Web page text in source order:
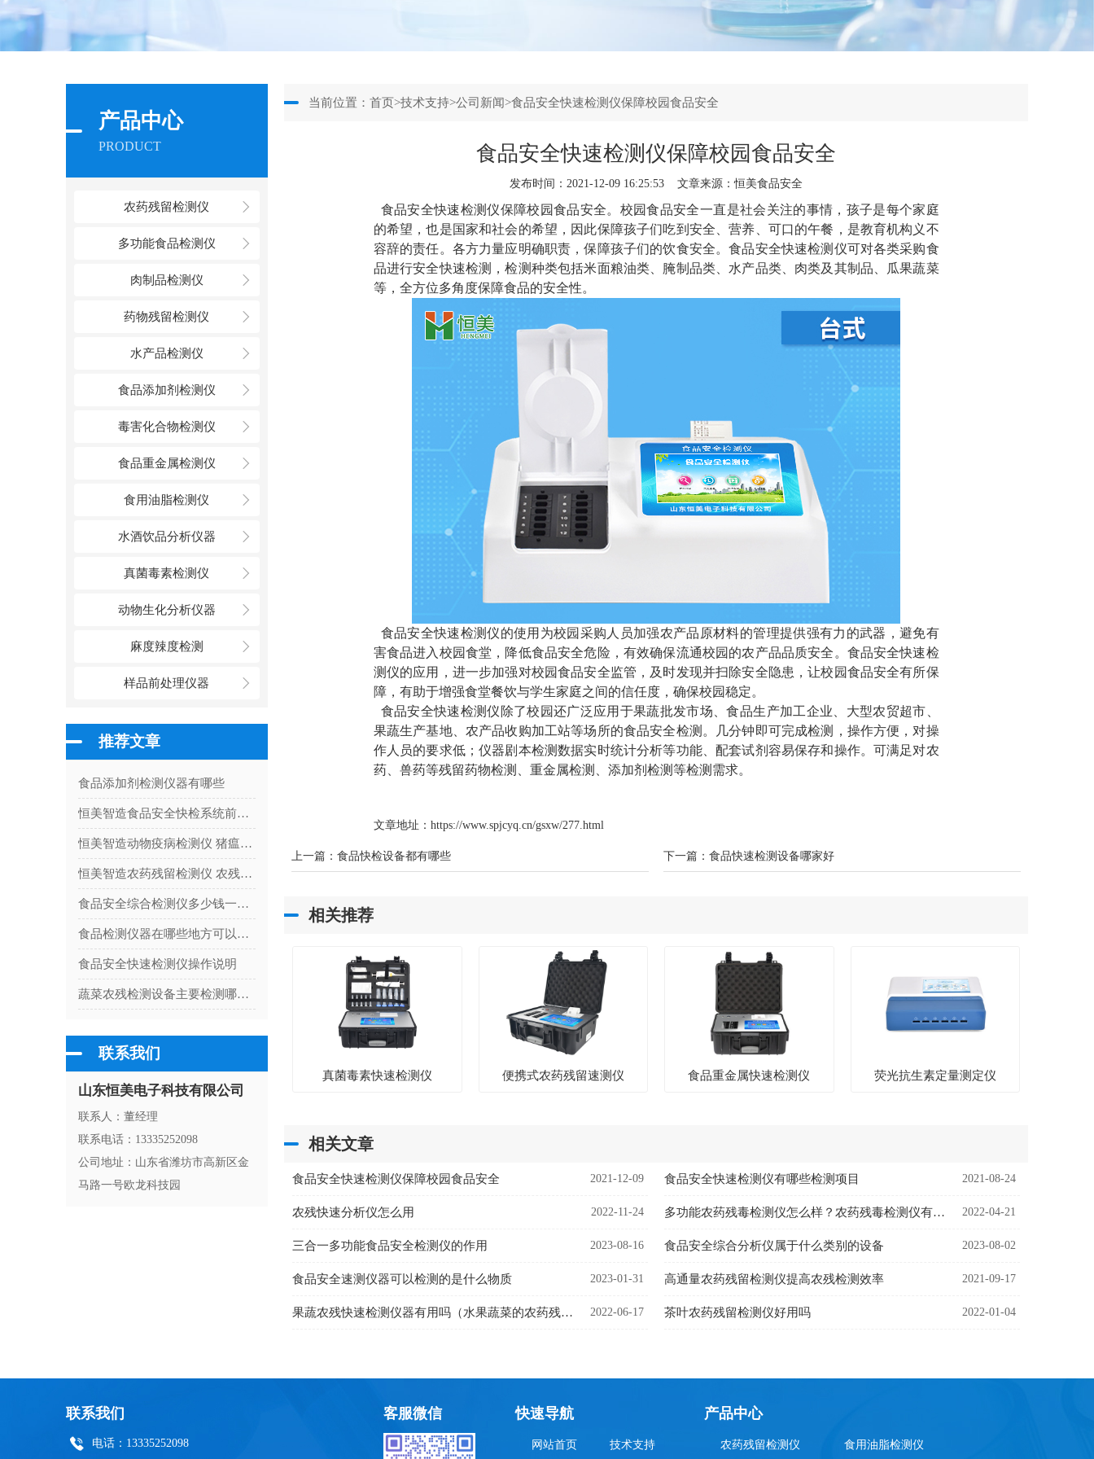
产品中心
PRODUCT
农药残留检测仪
多功能食品检测仪
肉制品检测仪
药物残留检测仪
水产品检测仪
食品添加剂检测仪
毒害化合物检测仪
食品重金属检测仪
食用油脂检测仪
水酒饮品分析仪器
真菌毒素检测仪
动物生化分析仪器
麻度辣度检测
样品前处理仪器
推荐文章
食品添加剂检测仪器有哪些
恒美智造食品安全快检系统前处理一体机行业解决方案：汇总盘点
恒美智造动物疫病检测仪 猪瘟检测仪校准流程指南：保障检测数据的法定合规性
恒美智造农药残留检测仪 农残试剂行业解决方案：从食品安全到环境监测的部署
食品安全综合检测仪多少钱一台（食品安全综合检测仪器价格）
食品检测仪器在哪些地方可以检测食品安全
食品安全快速检测仪操作说明
蔬菜农残检测设备主要检测哪些项目
联系我们
山东恒美电子科技有限公司
联系人：董经理
联系电话：13335252098
公司地址：山东省潍坊市高新区金
马路一号欧龙科技园
当前位置：首页>技术支持>公司新闻>食品安全快速检测仪保障校园食品安全
食品安全快速检测仪保障校园食品安全
发布时间：2021-12-09 16:25:53 文章来源：恒美食品安全
食品安全快速检测仪保障校园食品安全。校园食品安全一直是社会关注的事情，孩子是每个家庭
的希望，也是国家和社会的希望，因此保障孩子们吃到安全、营养、可口的午餐，是教育机构义不
容辞的责任。各方力量应明确职责，保障孩子们的饮食安全。食品安全快速检测仪可对各类采购食
品进行安全快速检测，检测种类包括米面粮油类、腌制品类、水产品类、肉类及其制品、瓜果蔬菜
等，全方位多角度保障食品的安全性。
食品安全快速检测仪的使用为校园采购人员加强农产品原材料的管理提供强有力的武器，避免有
害食品进入校园食堂，降低食品安全危险，有效确保流通校园的农产品品质安全。食品安全快速检
测仪的应用，进一步加强对校园食品安全监管，及时发现并扫除安全隐患，让校园食品安全有所保
障，有助于增强食堂餐饮与学生家庭之间的信任度，确保校园稳定。
食品安全快速检测仪除了校园还广泛应用于果蔬批发市场、食品生产加工企业、大型农贸超市、
果蔬生产基地、农产品收购加工站等场所的食品安全检测。几分钟即可完成检测，操作方便，对操
作人员的要求低；仪器剧本检测数据实时统计分析等功能、配套试剂容易保存和操作。可满足对农
药、兽药等残留药物检测、重金属检测、添加剂检测等检测需求。
文章地址： https://www.spjcyq.cn/gsxw/277.html
上一篇：食品快检设备都有哪些 下一篇：食品快速检测设备哪家好
相关推荐
真菌毒素快速检测仪 便携式农药残留速测仪 食品重金属快速检测仪 荧光抗生素定量测定仪
相关文章
食品安全快速检测仪保障校园食品安全 2021-12-09 食品安全快速检测仪有哪些检测项目 2021-08-24
农残快速分析仪怎么用 2022-11-24 多功能农药残毒检测仪怎么样？农药残毒检测仪有哪些优势 2022-04-21
三合一多功能食品安全检测仪的作用 2023-08-16 食品安全综合分析仪属于什么类别的设备 2023-08-02
食品安全速测仪器可以检测的是什么物质 2023-01-31 高通量农药残留检测仪提高农残检测效率 2021-09-17
果蔬农残快速检测仪器有用吗（水果蔬菜的农药残留检测） 2022-06-17 茶叶农药残留检测仪好用吗 2022-01-04
联系我们
电话：13335252098
客服微信 快速导航
网站首页 技术支持
产品中心
农药残留检测仪 食用油脂检测仪